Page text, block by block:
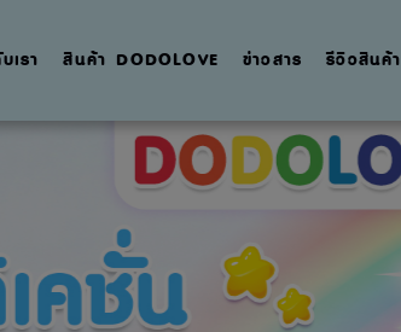
เรา สินค้า DODOLOVE ข่าวสาร รีวิวสินค้า